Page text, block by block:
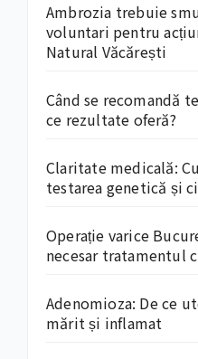
Ambrozia trebuie
voluntari pentru
Natural Văcărești
Când se recomandă
ce rezultate oferă?
Claritate medicală:
testarea genetică și
Operație varice
necesar tratamentul
Adenomioza: De ce
mărit și inflamat